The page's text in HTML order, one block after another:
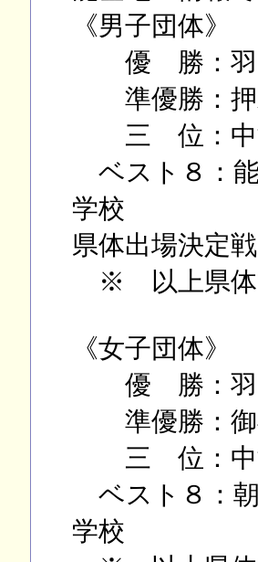
《男子団体》
優 勝：羽
準優勝：押
三 位：中能
ベスト８：能
学校
県体出場決定
※ 以上県体
《女子団体》
優 勝：羽
準優勝：御
三 位：中能
ベスト８：朝
学校